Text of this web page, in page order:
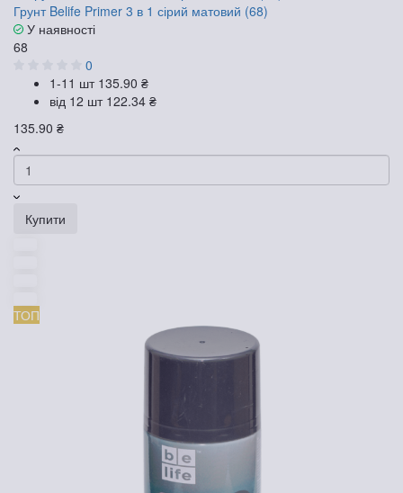
Грунт Belife Primer 3 в 1 сірий матовий (68)
У наявності
68
0
1-11 шт 135.90 ₴
від 12 шт 122.34 ₴
135.90 ₴
Купити
ТОП